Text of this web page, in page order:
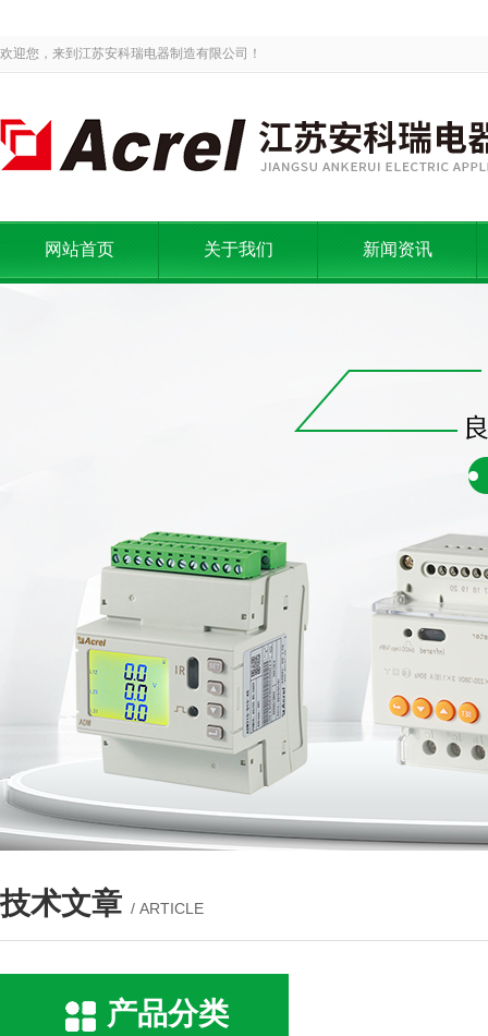
欢迎您，来到江苏安科瑞电器制造有限公司！
网站首页 关于我们 新闻资讯
技术文章 / ARTICLE
产品分类